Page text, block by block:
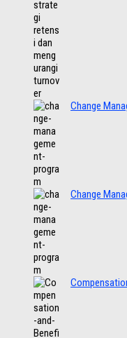
Change
Change